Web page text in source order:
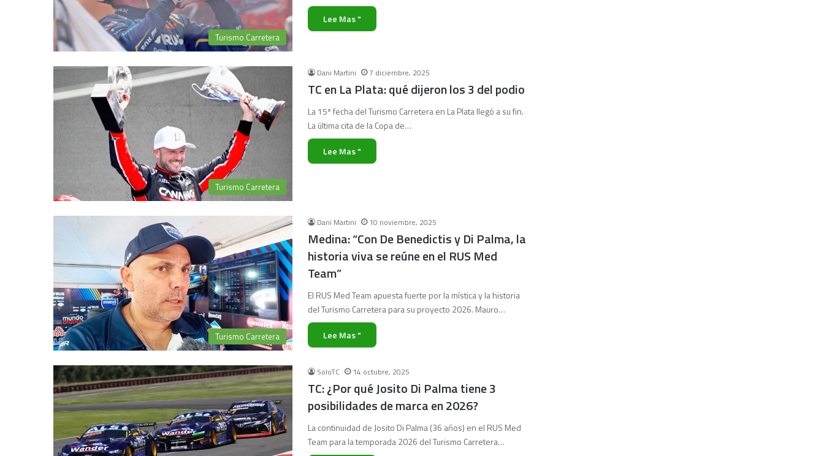
Turismo Carretera
Lee Mas "
Turismo Carretera
Dani Martini 7 diciembre, 2025
TC en La Plata: qué dijeron los 3 del podio
La 15ª fecha del Turismo Carretera en La Plata llegó a su fin.
La última cita de la Copa de…
Lee Mas "
Turismo Carretera
Dani Martini 10 noviembre, 2025
Medina: “Con De Benedictis y Di Palma, la
historia viva se reúne en el RUS Med
Team”
El RUS Med Team apuesta fuerte por la mística y la historia
del Turismo Carretera para su proyecto 2026. Mauro…
Lee Mas "
SoloTC 14 octubre, 2025
TC: ¿Por qué Josito Di Palma tiene 3
posibilidades de marca en 2026?
La continuidad de Josito Di Palma (36 años) en el RUS Med
Team para la temporada 2026 del Turismo Carretera…